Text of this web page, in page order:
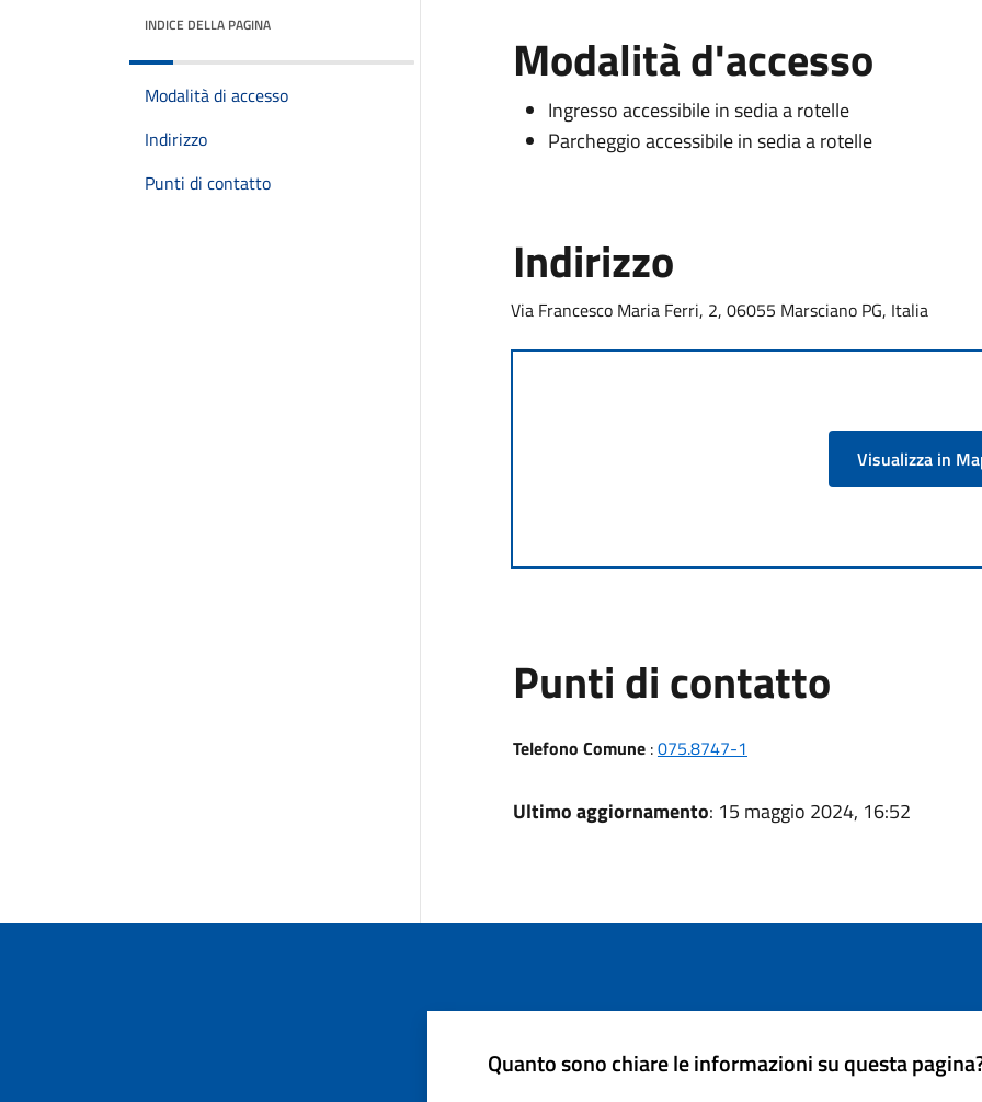
INDICE DELLA PAGINA
Modalità di accesso
Indirizzo
Punti di contatto
Modalità d'accesso
Ingresso accessibile in sedia a rotelle
Parcheggio accessibile in sedia a rotelle
Indirizzo
Via Francesco Maria Ferri, 2, 06055 Marsciano PG, Italia
Visualizza in
Punti di contatto
Telefono Comune:075.8747-1
Ultimo aggiornamento: 15 maggio 2024, 16:52
Quanto sono chiare le informazioni su questa